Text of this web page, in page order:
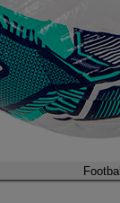
Football